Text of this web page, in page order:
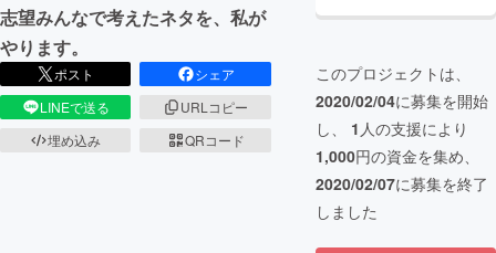
志望みんなで考えたネタを、私が
やります。
ポスト
シェア
LINEで送る
URLコピー
埋め込み
QRコード
このプロジェクトは、
2020/02/04に募集を開始
し、 1 人の支援により
1,000円の資金を集め、
2020/02/07に募集を終了
しました